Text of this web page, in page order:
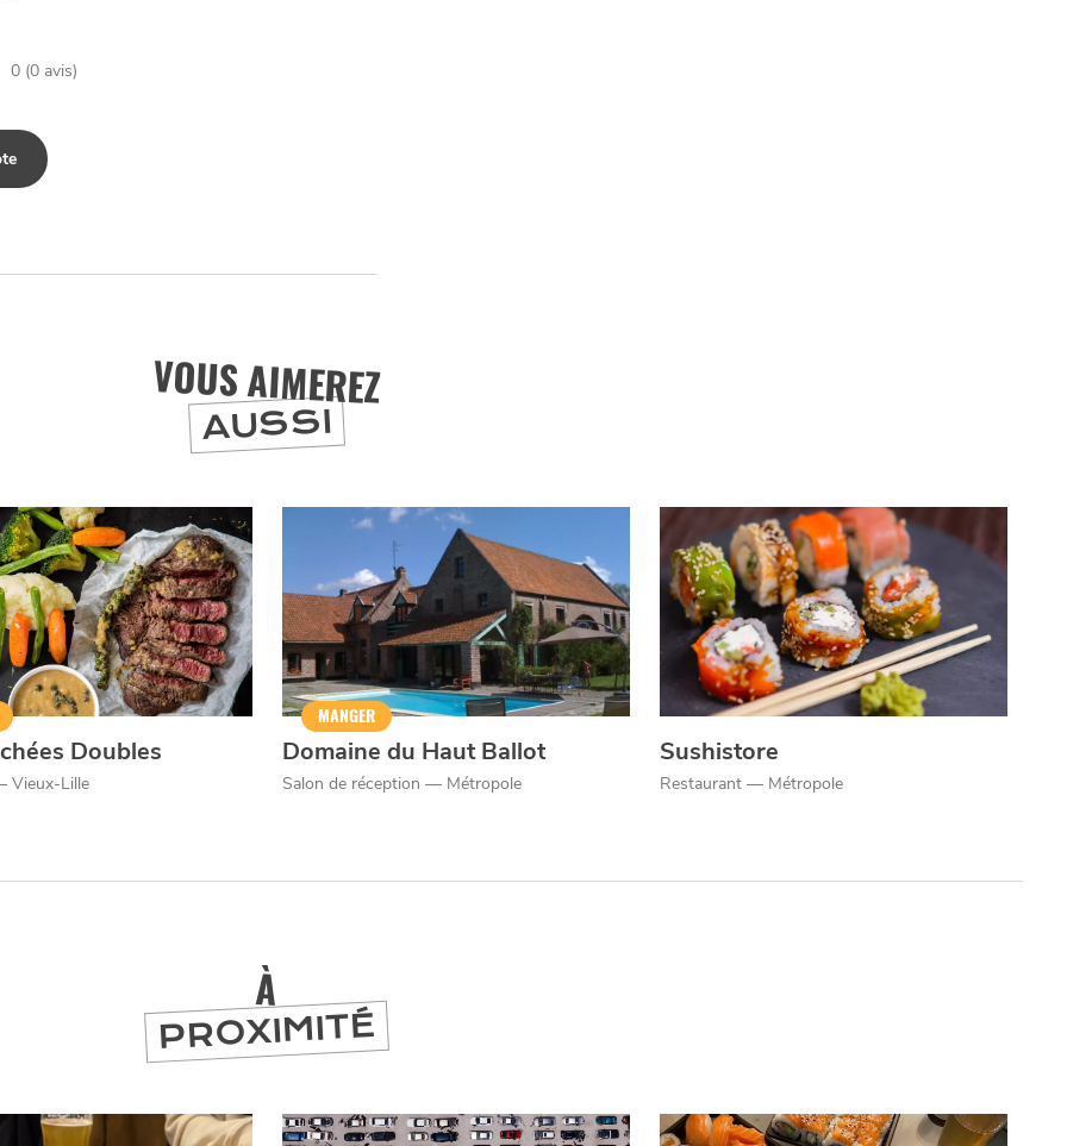
0 (0 avis)
VOUS AIMEREZ
AUSSI
Doubles
Vieux-Lille
MANGER
Domaine du Haut Ballot
Salon de réception — Métropole
Sushistore
Restaurant — Métropole
À
PROXIMITÉ